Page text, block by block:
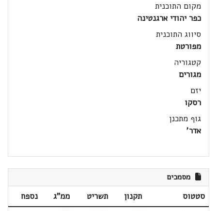
מקום התוכנית
כפר יהודי ארגנטינה
סיווג התוכנית
מפורטת
קטגוריה
מגורים
יזם
רסקו
גוף מתכנן
אדר'
מסמכים
סטטוס תקנון תשריט ממ"ג
נספח